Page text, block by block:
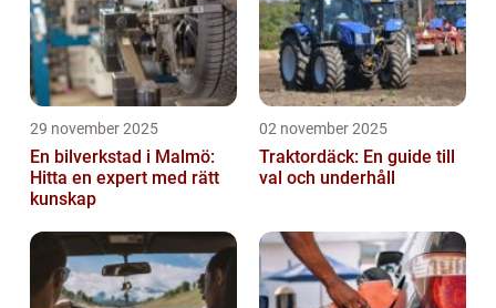
29 november 2025
En bilverkstad i Malmö:
Hitta en expert med rätt
kunskap
02 november 2025
Traktordäck: En guide till
val och underhåll